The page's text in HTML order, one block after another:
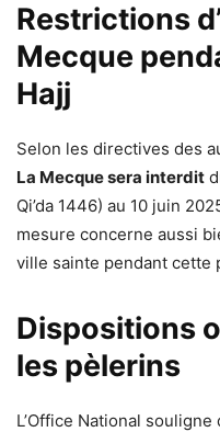
Restrictions
Mecque
Hajj
Selon les directives des
La Mecque sera interdit
Qi’da 1446) au 10 juin
mesure concerne aussi
ville sainte pendant cette
Dispositions
les pèlerins
L’Office National souligne